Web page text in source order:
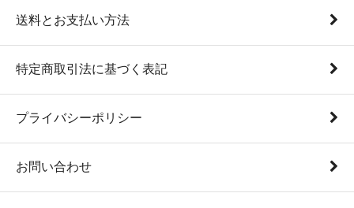
送料とお支払い方法
特定商取引法に基づく表記
プライバシーポリシー
お問い合わせ